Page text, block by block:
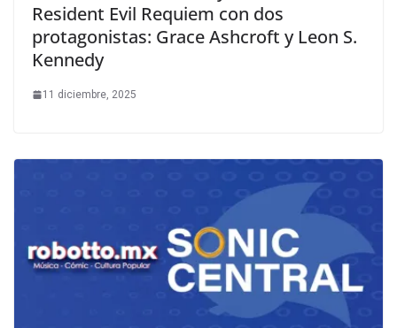
Resident Evil Requiem con dos
protagonistas: Grace Ashcroft y Leon S.
Kennedy
11 diciembre, 2025